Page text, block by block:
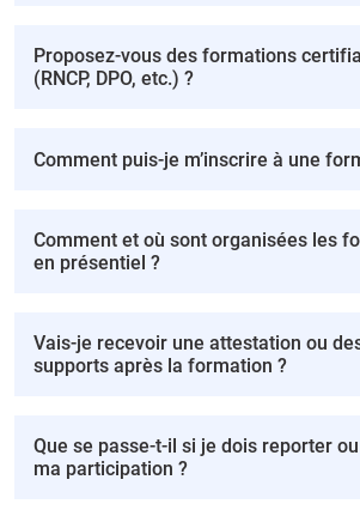
Proposez-vous des formations
(RNCP, DPO, etc.) ?
Comment puis-je m’inscrire à une
Comment et où sont organisées les
en présentiel ?
Vais-je recevoir une attestation ou
supports après la formation ?
Que se passe-t-il si je dois reporter
ma participation ?